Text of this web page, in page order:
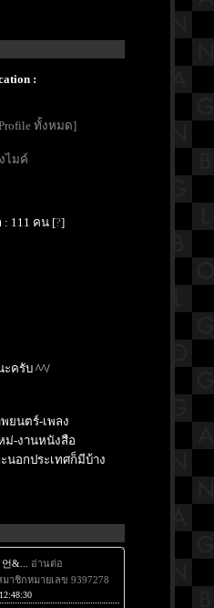
:
ทั้งหมด]
ไมค์
111 คน [?]
ครับ ^^/
ยนตร์-เพลง
ม่-งานหนังสือ
นอกประเทศก็มีบ้าง